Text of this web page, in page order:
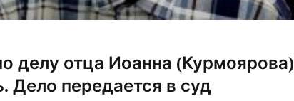
делу отца Иоанна (Курмоярова)
Дело передается в суд